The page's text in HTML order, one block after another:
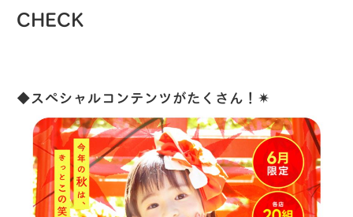
CHECK
◆スペシャルコンテンツがたくさん！✴︎